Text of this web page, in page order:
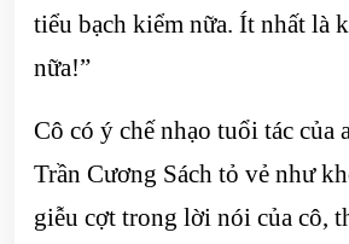
tiểu bạch kiểm nữa. Ít nhất là
nữa!”
Cô có ý chế nhạo tuổi tác của
Trần Cương Sách tỏ vẻ như
giễu cợt trong lời nói của cô,